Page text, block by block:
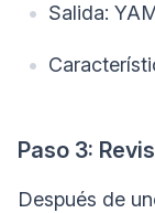
Salida:
Paso 3:
Después de